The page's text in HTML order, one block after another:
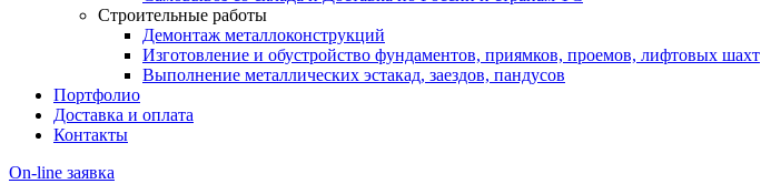
Строительные работы
Демонтаж металлоконструкций
Изготовление и обустройство фундаментов, приямков, проемов, лифтовых шахт
Выполнение металлических эстакад, заездов, пандусов
Портфолио
Доставка и оплата
Контакты
On-line заявка